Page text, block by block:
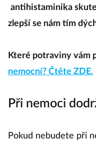
antihistaminika
zlepší se nám tím
Které potraviny vám
nemocní? Čtěte ZDE.
Při nemoci
Pokud nebudete při